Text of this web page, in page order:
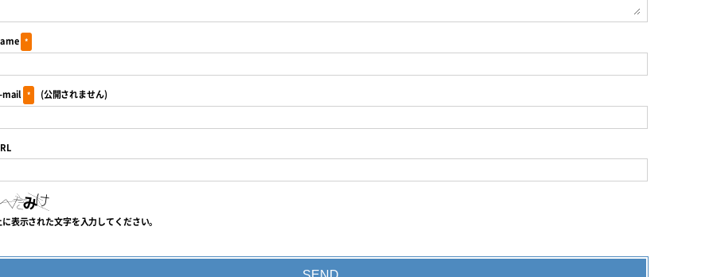
*
mail * (公開されません)
表示された文字を入力してください。